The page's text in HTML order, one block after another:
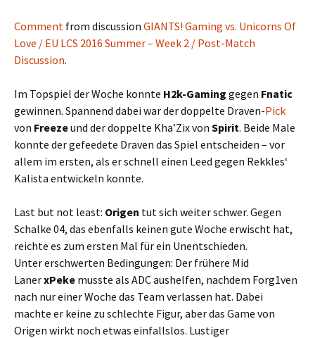
Comment from discussion GIANTS! Gaming vs. Unicorns Of
Love / EU LCS 2016 Summer – Week 2 / Post-Match
Discussion.
Im Topspiel der Woche konnte H2k-Gaming gegen Fnatic
gewinnen. Spannend dabei war der doppelte Draven-Pick
von Freezeund der doppelte Kha’Zix von Spirit. Beide Male
konnte der gefeedete Draven das Spiel entscheiden – vor
allem im ersten, als er schnell einen Leed gegen Rekkles‘
Kalista entwickeln konnte.
Last but not least: Origen tut sich weiter schwer. Gegen
Schalke 04, das ebenfalls keinen gute Woche erwischt hat,
reichte es zum ersten Mal für ein Unentschieden.
Unter erschwerten Bedingungen: Der frühere Mid
LanerxPeke musste als ADC aushelfen, nachdem Forg1ven
nach nur einer Woche das Team verlassen hat. Dabei
machte er keine zu schlechte Figur, aber das Game von
Origen wirkt noch etwas einfallslos. Lustiger